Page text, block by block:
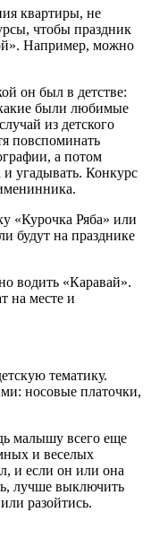
квартиры, не
чтобы праздник
Например, можно
он был в детстве:
были любимые
из детского
повспоминать
а потом
угадывать. Конкурс
«Курочка Ряба» или
будут на празднике
водить «Каравай».
на месте и
тематику.
носовые платочки,
малышу всего еще
и веселых
и если он или она
лучше выключить
разойтись.